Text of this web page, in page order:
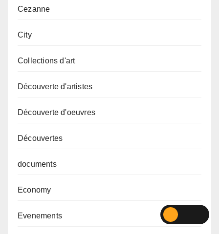
Cezanne
City
Collections d'art
Découverte d'artistes
Découverte d'oeuvres
Découvertes
documents
Economy
Evenements